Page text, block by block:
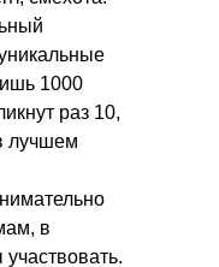
1000
раз 10,
лучшем
в